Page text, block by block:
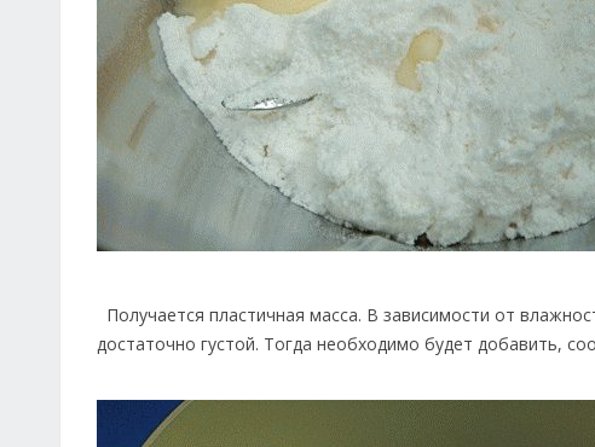
Получается пластичная масса. В зависимости от
достаточно густой. Тогда необходимо будет добавить,